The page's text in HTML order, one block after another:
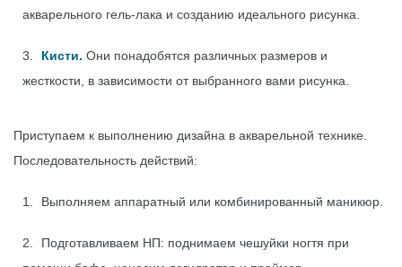
акварельного гель-лака и созданию идеального рисунка.
Кисти. Они понадобятся различных размеров и
жесткости, в зависимости от выбранного вами рисунка.
Приступаем к выполнению дизайна в акварельной технике.
Последовательность действий:
Выполняем аппаратный или комбинированный маникюр.
Подготавливаем НП: поднимаем чешуйки ногтя при